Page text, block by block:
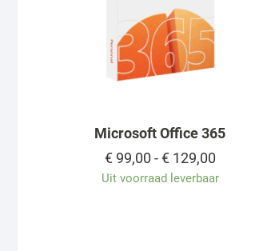
Microsoft Office 365
€99,00 -€129,00Prijsklasse:
tot
Uit voorraad leverbaar